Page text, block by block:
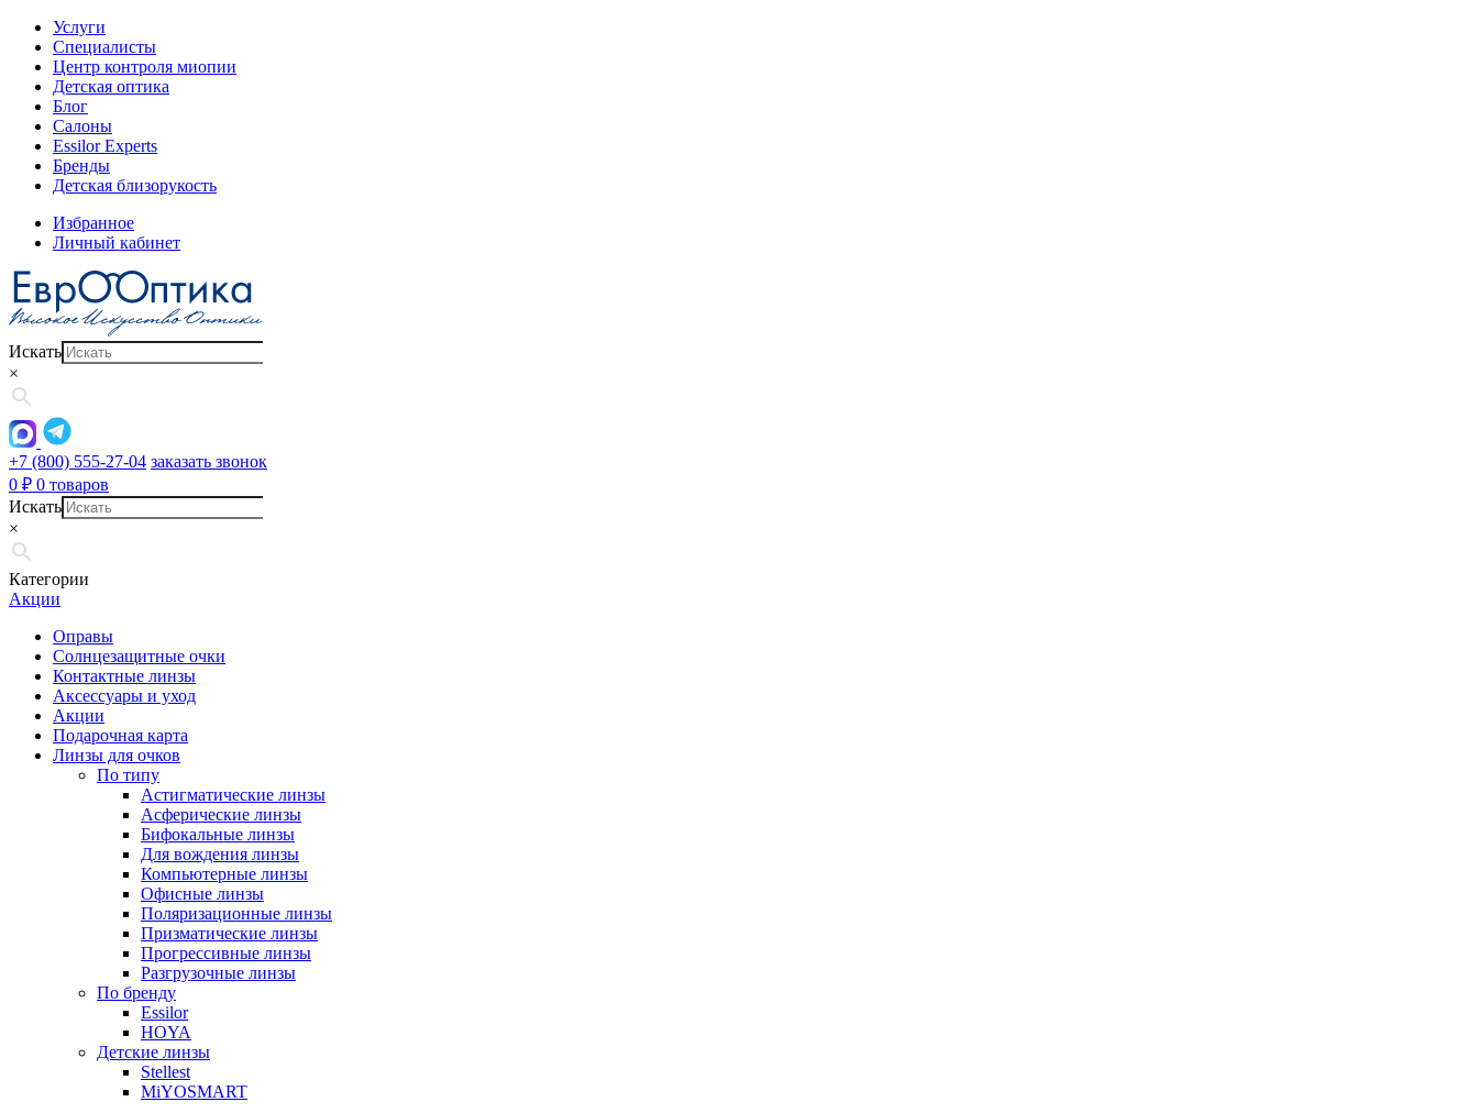
Услуги
Специалисты
Центр контроля миопии
Детская оптика
Блог
Салоны
Essilor Experts
Бренды
Детская близорукость
Избранное
Личный кабинет
Искать
×
+7 (800) 555-27-04 заказать звонок
0 ₽ 0 товаров
Искать
×
Категории
Акции
Оправы
Солнцезащитные очки
Контактные линзы
Аксессуары и уход
Акции
Подарочная карта
Линзы для очков
По типу
Астигматические линзы
Асферические линзы
Бифокальные линзы
Для вождения линзы
Компьютерные линзы
Офисные линзы
Поляризационные линзы
Призматические линзы
Прогрессивные линзы
Разгрузочные линзы
По бренду
Essilor
HOYA
Детские линзы
Stellest
MiYOSMART